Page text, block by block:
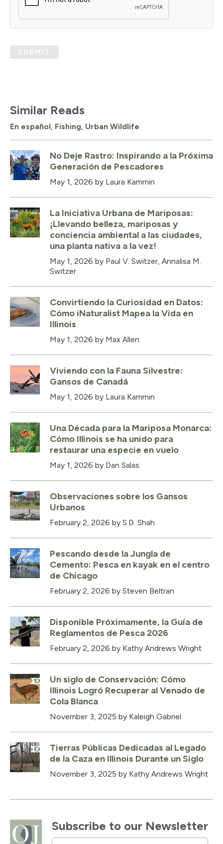
SUBMIT
Subscribe to our Newsletter
Similar Reads
En español Fishing Urban Wildlife
No Deje Rastro: Inspirando a la Próxima
Generación de Pescadores
May 1, 2026 by Laura Kammin
La Iniciativa Urbana de Mariposas:
¡Llevando belleza, mariposas y
conciencia ambiental a las ciudades,
una planta nativa a la vez!
May 1, 2026 by Paul V. Switzer, Annalisa M.
Switzer
Convirtiendo la Curiosidad en Datos:
Cómo iNaturalist Mapea la Vida en
Illinois
May 1, 2026 by Max Allen
Viviendo con la Fauna Silvestre:
Gansos de Canadá
May 1, 2026 by Laura Kammin
Una Década para la Mariposa Monarca:
Cómo Illinois se ha unido para
restaurar una especie en vuelo
May 1, 2026 by Dan Salas
Observaciones sobre los Gansos
Urbanos
February 2, 2026 by S.D. Shah
Pescando desde la Jungla de
Cemento: Pesca en kayak en el centro
de Chicago
February 2, 2026 by Steven Beltran
Disponible Próximamente, la Guía de
Reglamentos de Pesca 2026
February 2, 2026 by Kathy Andrews Wright
Un siglo de Conservación: Cómo
Illinois Logró Recuperar al Venado de
Cola Blanca
November 3, 2025 by Kaleigh Gabriel
Tierras Públicas Dedicadas al Legado
de la Caza en Illinois Durante un Siglo
November 3, 2025 by Kathy Andrews Wright